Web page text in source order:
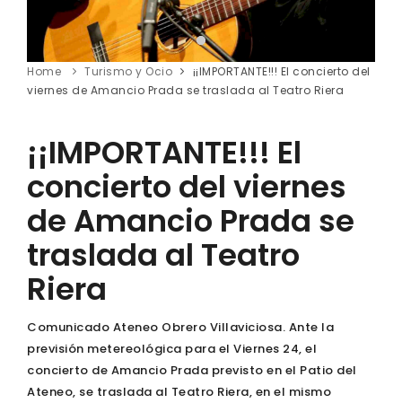
Home Turismo y Ocio
¡¡IMPORTANTE!!! El concierto del
viernes de Amancio Prada se traslada al Teatro Riera
¡¡IMPORTANTE!!! El
concierto del viernes
de Amancio Prada se
traslada al Teatro
Riera
Comunicado Ateneo Obrero Villaviciosa. Ante la
previsión metereológica para el Viernes 24, el
concierto de Amancio Prada previsto en el Patio del
Ateneo, se traslada al Teatro Riera, en el mismo